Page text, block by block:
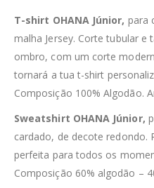
T-shirt OHANA Júnior, para
malha Jersey. Corte tubular
ombro, com um corte
tornará a tua t-shirt
Composição 100% Algodão.
Sweatshirt OHANA Júnior,
cardado, de decote redondo.
perfeita para todos os
Composição 60% algodão –